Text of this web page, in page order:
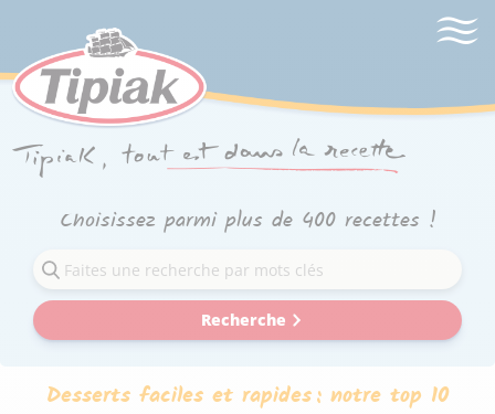
Choisissez parmi plus de 400 recettes !
Recherche
Desserts faciles et rapides : notre top 10